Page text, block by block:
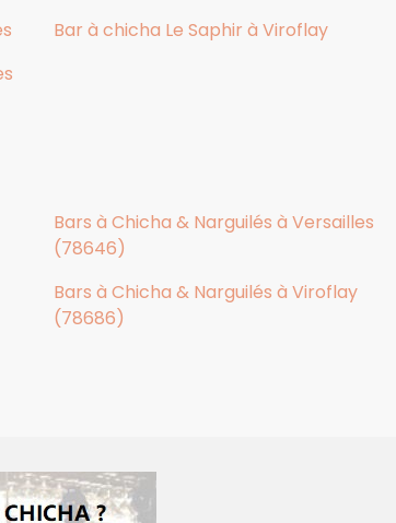
Bar à chicha Le Saphir à Viroflay
Bars à Chicha & Narguilés à Versailles
(78646)
Bars à Chicha & Narguilés à Viroflay
(78686)